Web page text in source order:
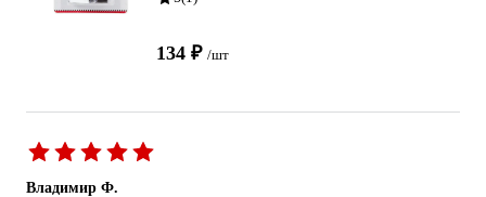
134 ₽ /шт
Владимир Ф.